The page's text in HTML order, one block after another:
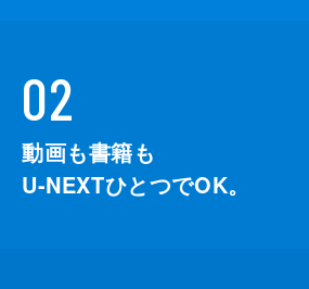
02
動画も書籍も
U-NEXTひとつでOK。